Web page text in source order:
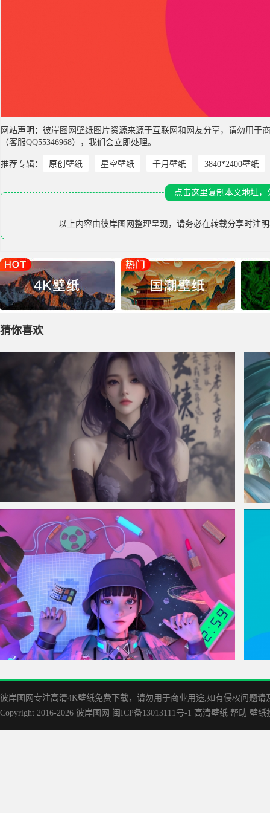
网站声明：彼岸图网壁纸图片资源来源于互联网和网友分享，请勿用
（客服QQ55346968），我们会立即处理。
推荐专辑： 原创壁纸 星空壁纸 千月壁纸 3840*2400壁纸
点击这里复制本文地址
以上内容由彼岸图网 整理呈现，请务必在转载分享时注
猜你喜欢
仙侠凌仙 紫色长卷发美女 古风古典 4K壁纸
彼岸图网专注高清4K壁纸免费下载，请勿用于商业用途,如有侵权问题
Copyright 2016-2026 彼岸图网 闽ICP备13013111号-1 高清壁纸 帮助 壁纸